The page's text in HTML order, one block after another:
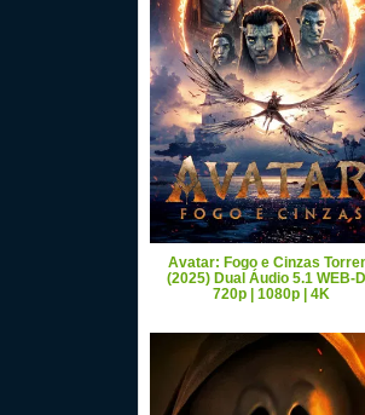
Avatar: Fogo e Cinzas
(2025) Dual Áudio 5.1 WEB-
720p | 1080p | 4K